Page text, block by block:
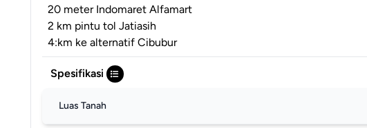
20 meter Indomaret Alfamart
2 km pintu tol Jatiasih
4:km ke alternatif Cibubur
Spesifikasi
Luas Tanah